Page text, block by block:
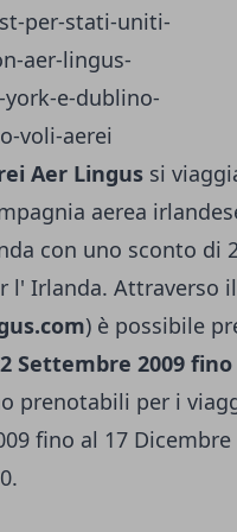
Aer Lingus si
aerea
con uno sconto di
l' Irlanda. Attraverso
) è possibile
Settembre 2009
prenotabili per i
fino al 17